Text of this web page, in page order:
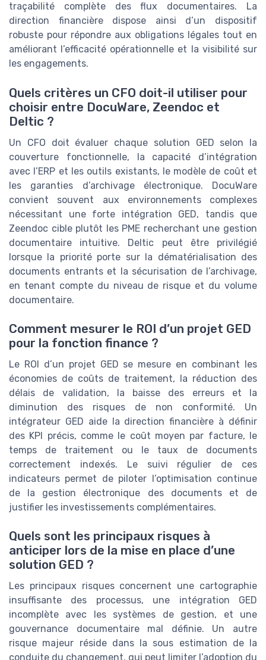
traçabilité complète des flux documentaires. La
direction financière dispose ainsi d’un dispositif
robuste pour répondre aux obligations légales tout en
améliorant l’efficacité opérationnelle et la visibilité sur
les engagements.
Quels critères un CFO doit-il utiliser pour
choisir entre DocuWare, Zeendoc et
Deltic ?
Un CFO doit évaluer chaque solution GED selon la
couverture fonctionnelle, la capacité d’intégration
avec l’ERP et les outils existants, le modèle de coût et
les garanties d’archivage électronique. DocuWare
convient souvent aux environnements complexes
nécessitant une forte intégration GED, tandis que
Zeendoc cible plutôt les PME recherchant une gestion
documentaire intuitive. Deltic peut être privilégié
lorsque la priorité porte sur la dématérialisation des
documents entrants et la sécurisation de l’archivage,
en tenant compte du niveau de risque et du volume
documentaire.
Comment mesurer le ROI d’un projet GED
pour la fonction finance ?
Le ROI d’un projet GED se mesure en combinant les
économies de coûts de traitement, la réduction des
délais de validation, la baisse des erreurs et la
diminution des risques de non conformité. Un
intégrateur GED aide la direction financière à définir
des KPI précis, comme le coût moyen par facture, le
temps de traitement ou le taux de documents
correctement indexés. Le suivi régulier de ces
indicateurs permet de piloter l’optimisation continue
de la gestion électronique des documents et de
justifier les investissements complémentaires.
Quels sont les principaux risques à
anticiper lors de la mise en place d’une
solution GED ?
Les principaux risques concernent une cartographie
insuffisante des processus, une intégration GED
incomplète avec les systèmes de gestion, et une
gouvernance documentaire mal définie. Un autre
risque majeur réside dans la sous estimation de la
conduite du changement, qui peut limiter l’adoption du